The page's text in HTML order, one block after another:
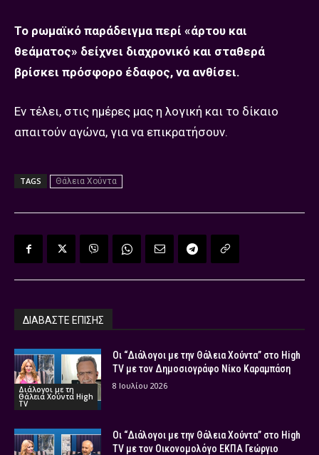
Το ρωμαϊκό παράδειγμα περί «άρτου και
θεάματος» δείχνει διαχρονικό και σταθερά
βρίσκει πρόσφορο έδαφος, να ανθίσει.
Εν τέλει, στις ημέρες μας η λογική και το δίκαιο
απαιτούν αγώνα, για να επικρατήσουν.
TAGS Θάλεια Χούντα
ΔΙΑΒΑΣΤΕ ΕΠΙΣΗΣ
Διάλογοι με τη
Θάλεια Χούντα High
TV
Οι “Διάλογοι με την Θάλεια Χούντα” στο High
TV με τον Δημοσιογράφο Νίκο Καραμπάση
8 Ιουλίου 2026
Οι “Διάλογοι με την Θάλεια Χούντα” στο High
TV με τον Οικονομολόγο ΕΚΠΑ Γεώργιο